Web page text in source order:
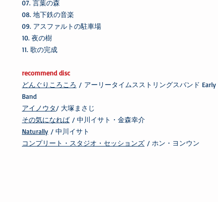
07. 言葉の森
08. 地下鉄の音楽
09. アスファルトの駐車場
10. 夜の樹
11. 歌の完成
recommend disc
どんぐりころころ / アーリータイムスストリングスバンド Early
Band
アイノウタ/ 大塚まさじ
その気になれば/ 中川イサト・金森幸介
Naturally / 中川イサト
コンプリート・スタジオ・セッションズ / ホン・ヨンウン